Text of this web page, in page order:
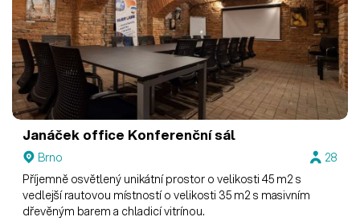
Janáček office Konferenční sál
Brno
28
Příjemně osvětlený unikátní prostor o velikosti 45 m2 s
vedlejší rautovou místností o velikosti 35 m2 s masivním
dřevěným barem a chladicí vitrínou.